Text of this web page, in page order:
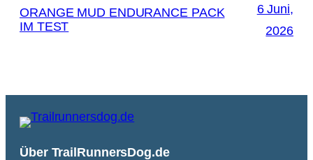
ORANGE MUD ENDURANCE PACK
IM TEST
6 Juni,
2026
Über TrailRunnersDog.de